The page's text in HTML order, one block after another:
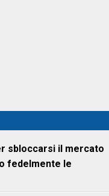
sbloccarsi il mercato
fedelmente le